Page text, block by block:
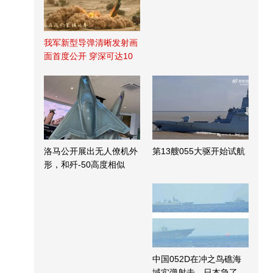
我军新型导弹清晰发射画
面首度公开 穿深可达10
洛马公开展出无人僚机外
形，和歼-50高度相似
第13艘055大驱开始试航
中国052D在冲之鸟礁海